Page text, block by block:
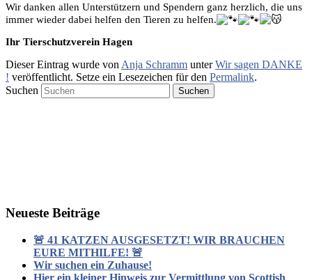
Wir danken allen Unterstützern und Spendern ganz herzlich, die uns
immer wieder dabei helfen den Tieren zu helfen.
Ihr Tierschutzverein Hagen
Dieser Eintrag wurde von Anja Schramm unterWir sagen DANKE
! veröffentlicht. Setze ein Lesezeichen für den Permalink.
Suchen
Neueste Beiträge
🚨 41 KATZEN AUSGESETZT! WIR BRAUCHEN
EURE MITHILFE! 🚨
Wir suchen ein Zuhause!